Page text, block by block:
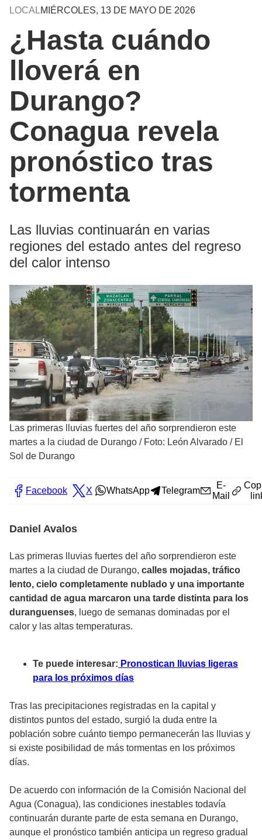
LOCALMIÉRCOLES, 13 DE MAYO DE 2026
¿Hasta cuándo
lloverá en
Durango?
Conagua revela
pronóstico tras
tormenta
Las lluvias continuarán en varias
regiones del estado antes del regreso
del calor intenso
Las primeras lluvias fuertes del año sorprendieron este
martes a la ciudad de Durango / Foto: León Alvarado / El
Sol de Durango
Facebook X WhatsApp Telegram
E-
Mail
Daniel Avalos
Las primeras lluvias fuertes del año sorprendieron este
martes a la ciudad de Durango, calles mojadas, tráfico
lento, cielo completamente nublado y una importante
cantidad de agua marcaron una tarde distinta para los
duranguenses, luego de semanas dominadas por el
calor y las altas temperaturas.
Te puede interesar: Pronostican lluvias ligeras
para los próximos días
Tras las precipitaciones registradas en la capital y
distintos puntos del estado, surgió la duda entre la
población sobre cuánto tiempo permanecerán las lluvias y
si existe posibilidad de más tormentas en los próximos
días.
De acuerdo con información de la Comisión Nacional del
Agua (Conagua), las condiciones inestables todavía
continuarán durante parte de esta semana en Durango,
aunque el pronóstico también anticipa un regreso gradual